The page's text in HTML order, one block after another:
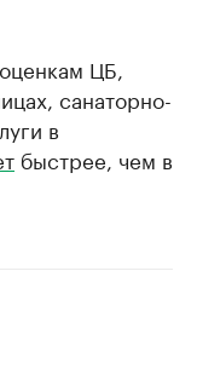
ЦБ,
санаторно-
в
быстрее, чем в